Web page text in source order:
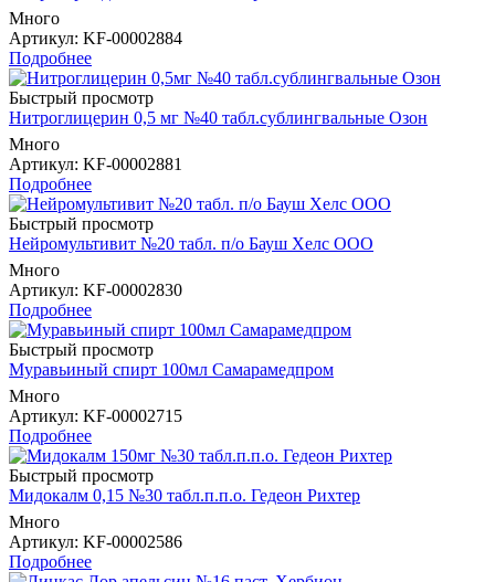
Много
Артикул: KF-00002884
Подробнее
Быстрый просмотр
Нитроглицерин 0,5 мг №40 табл.сублингвальные Озон
Много
Артикул: KF-00002881
Подробнее
Быстрый просмотр
Нейромультивит №20 табл. п/о Бауш Хелс ООО
Много
Артикул: KF-00002830
Подробнее
Быстрый просмотр
Муравьиный спирт 100мл Самарамедпром
Много
Артикул: KF-00002715
Подробнее
Быстрый просмотр
Мидокалм 0,15 №30 табл.п.п.о. Гедеон Рихтер
Много
Артикул: KF-00002586
Подробнее